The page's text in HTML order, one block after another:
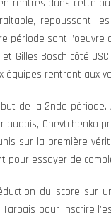
rentrés dans cette
repoussant
période sont
Gilles Bosch côté
équipes rentrant aux
de la 2nde
Chevtchenko
sur la première
pour essayer de
du score sur
pour inscrire